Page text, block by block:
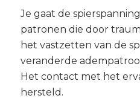
Je gaat de
patronen die door
het vastzetten van de
veranderde
Het contact met het
hersteld.